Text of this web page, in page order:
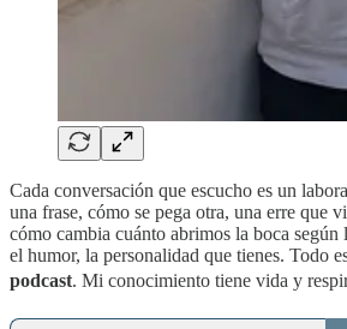
Cada conversación que escucho es un
una frase, cómo se pega otra, una erre que
cómo cambia cuánto abrimos la boca
el humor, la personalidad que tienes. Todo
podcast. Mi conocimiento tiene vida y